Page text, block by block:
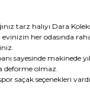
tarz halıyı Dara
her odasında
sayesinde makinede
deforme olmaz.
saçak seçenekleri